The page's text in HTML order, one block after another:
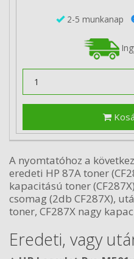
2-5 munkanap
A nyomtatóhoz a
eredeti HP 87A toner
kapacitású toner
csomag (2db CF287X),
toner, CF287X nagy
Eredeti, vagy